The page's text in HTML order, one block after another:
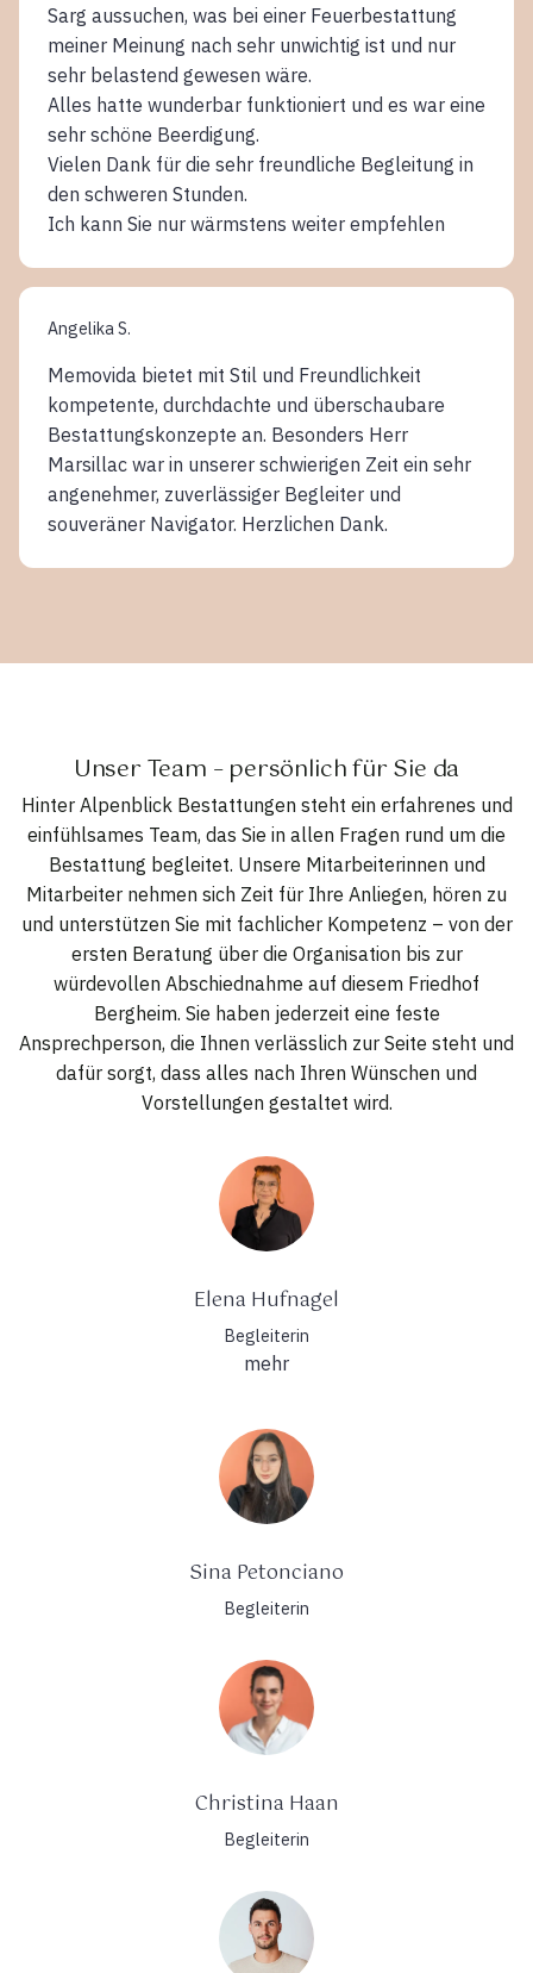
Sarg aussuchen, was bei einer Feuerbestattung
meiner Meinung nach sehr unwichtig ist und nur
sehr belastend gewesen wäre.
Alles hatte wunderbar funktioniert und es war eine
sehr schöne Beerdigung.
Vielen Dank für die sehr freundliche Begleitung in
den schweren Stunden.
Ich kann Sie nur wärmstens weiter empfehlen
Angelika S.
Memovida bietet mit Stil und Freundlichkeit
kompetente, durchdachte und überschaubare
Bestattungskonzepte an. Besonders Herr
Marsillac war in unserer schwierigen Zeit ein sehr
angenehmer, zuverlässiger Begleiter und
souveräner Navigator. Herzlichen Dank.
Unser Team – persönlich für Sie da
Hinter Alpenblick Bestattungen steht ein erfahrenes und
einfühlsames Team, das Sie in allen Fragen rund um die
Bestattung begleitet. Unsere Mitarbeiterinnen und
Mitarbeiter nehmen sich Zeit für Ihre Anliegen, hören zu
und unterstützen Sie mit fachlicher Kompetenz – von der
ersten Beratung über die Organisation bis zur
würdevollen Abschiednahme auf diesem Friedhof
Bergheim. Sie haben jederzeit eine feste
Ansprechperson, die Ihnen verlässlich zur Seite steht und
dafür sorgt, dass alles nach Ihren Wünschen und
Vorstellungen gestaltet wird.
Elena Hufnagel
Begleiterin
mehr
Sina Petonciano
Begleiterin
Christina Haan
Begleiterin